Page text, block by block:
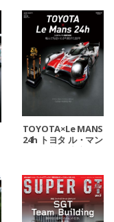
TOYOTA×Le MANS
24h トヨタ ル・マン
挑戦の軌跡